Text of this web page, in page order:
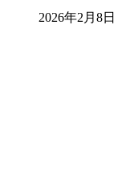
2026年2月8日